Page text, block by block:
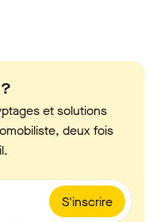
et solutions
deux fois
S'inscrire